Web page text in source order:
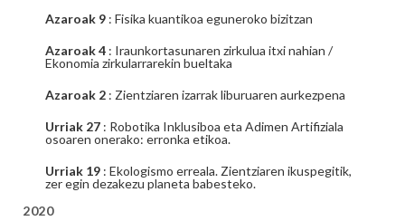
Azaroak 9 : Fisika kuantikoa eguneroko bizitzan
Azaroak 4 : Iraunkortasunaren zirkulua itxi nahian /
Ekonomia zirkularrarekin bueltaka
Azaroak 2 : Zientziaren izarrak liburuaren aurkezpena
Urriak 27 : Robotika Inklusiboa eta Adimen Artifiziala
osoaren onerako: erronka etikoa.
Urriak 19 : Ekologismo erreala. Zientziaren ikuspegitik,
zer egin dezakezu planeta babesteko.
2020